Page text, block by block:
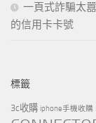
一頁式詐騙太
的信用卡卡號
標籤
3c收購 iphone手機收購